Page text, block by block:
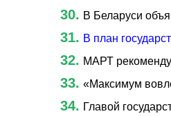
В Беларуси
В план
МАРТ
«Максимум
Главой